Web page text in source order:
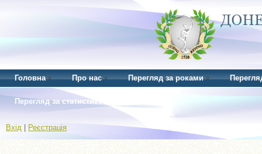
Головна Про нас Перегляд за роками
Перегляд за статистикою
Вхід Реєстрація